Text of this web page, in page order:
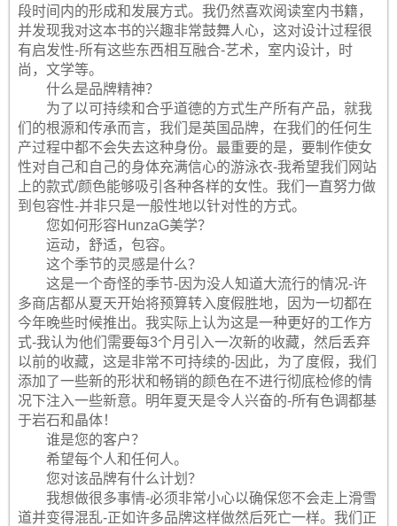
段时间内的形成和发展方式。我仍然喜欢阅读室内书籍，
并发现我对这本书的兴趣非常鼓舞人心，这对设计过程很
有启发性-所有这些东西相互融合-艺术，室内设计，时
尚，文学等。
什么是品牌精神？
为了以可持续和合乎道德的方式生产所有产品，就我
们的根源和传承而言，我们是英国品牌，在我们的任何生
产过程中都不会失去这种身份。最重要的是，要制作使女
性对自己和自己的身体充满信心的游泳衣-我希望我们网站
上的款式/颜色能够吸引各种各样的女性。我们一直努力做
到包容性-并非只是一般性地以针对性的方式。
您如何形容HunzaG美学？
运动，舒适，包容。
这个季节的灵感是什么？
这是一个奇怪的季节-因为没人知道大流行的情况-许
多商店都从夏天开始将预算转入度假胜地，因为一切都在
今年晚些时候推出。我实际上认为这是一种更好的工作方
式-我认为他们需要每3个月引入一次新的收藏，然后丢弃
以前的收藏，这是非常不可持续的-因此，为了度假，我们
添加了一些新的形状和畅销的颜色在不进行彻底检修的情
况下注入一些新意。明年夏天是令人兴奋的-所有色调都基
于岩石和晶体！
谁是您的客户？
希望每个人和任何人。
您对该品牌有什么计划？
我想做很多事情-必须非常小心以确保您不会走上滑雪
道并变得混乱-正如许多品牌这样做然后死亡一样。我们正